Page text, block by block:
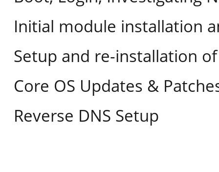
Initial module installation
Setup and re-installation of
Core OS Updates &
Reverse DNS Setup